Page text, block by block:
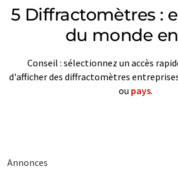
5 Diffractomètres :
du monde
Conseil : sélectionnez un accès
d'afficher des diffractomètres
ou pays.
Annonces